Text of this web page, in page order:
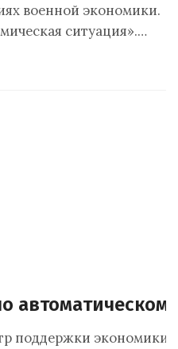
военной экономики.
ситуация».…
поддержки экономики